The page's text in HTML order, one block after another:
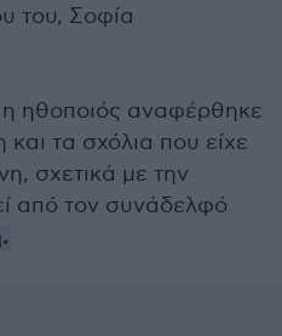
του, Σοφία
ηθοποιός αναφέρθηκε
τα σχόλια που είχε
σχετικά με την
από τον συνάδελφό